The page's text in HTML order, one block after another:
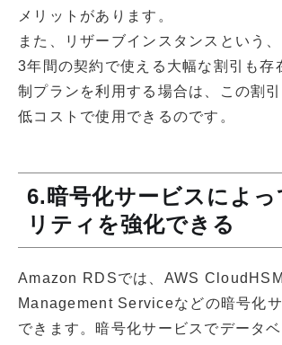
メリットがあります。
また、リザーブインスタンスという
3年間の契約で使える大幅な割引も存
制プランを利用する場合は、この割
低コストで使用できるのです。
6.暗号化サービスによっ
リティを強化できる
Amazon RDSでは、AWS
Management Serviceなどの暗号化
できます。暗号化サービスでデータ